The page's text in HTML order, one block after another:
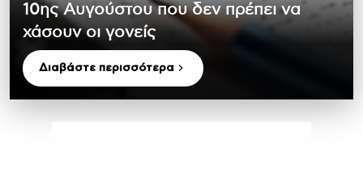
10ης Αυγούστου που δεν πρέπει να
χάσουν οι γονείς
Διαβάστε περισσότερα